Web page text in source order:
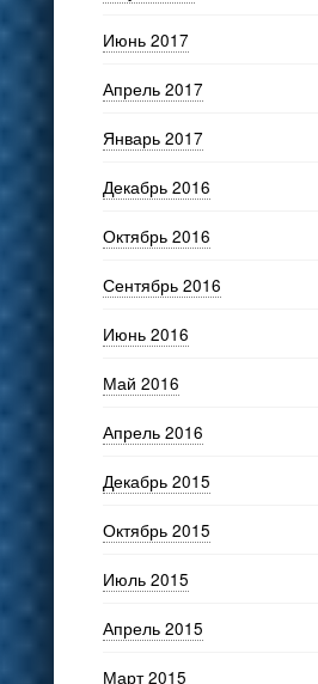
Июнь 2017
Апрель 2017
Январь 2017
Декабрь 2016
Октябрь 2016
Сентябрь 2016
Июнь 2016
Май 2016
Апрель 2016
Декабрь 2015
Октябрь 2015
Июль 2015
Апрель 2015
Март 2015